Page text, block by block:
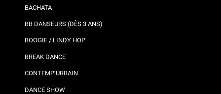
BACHATA
BB DANSEURS (DÈS 3 ANS)
BOOGIE / LINDY HOP
BREAK DANCE
CONTEMP’URBAIN
DANCE SHOW